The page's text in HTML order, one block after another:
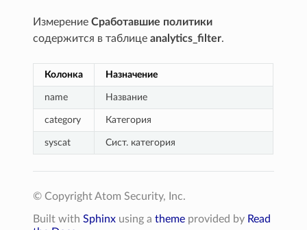
ИзмерениеСработавшие политики
содержится в таблицеanalytics_filter.
Колонка Назначение
name Название
category Категория
syscat Сист. категория
© Copyright Atom Security, Inc.
Built withSphinx using atheme provided by Read